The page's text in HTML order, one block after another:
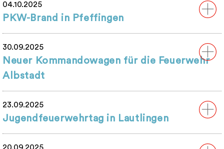
04.10.2025
PKW-Brand in Pfeffingen
30.09.2025
Neuer Kommandowagen für die Feuerwehr
Albstadt
23.09.2025
Jugendfeuerwehrtag in Lautlingen